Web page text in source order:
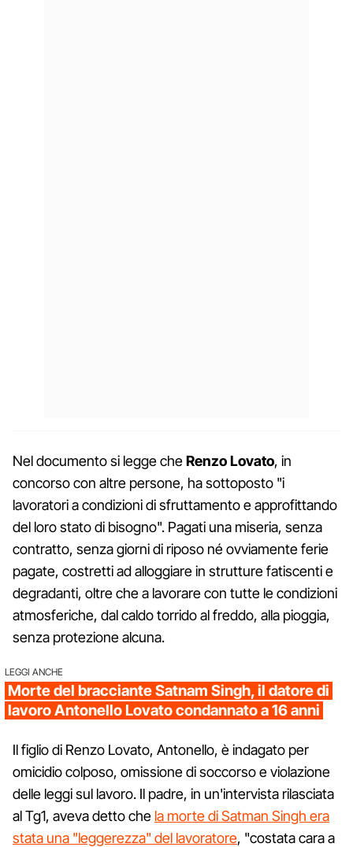
Nel documento si legge cheRenzo Lovato, in
concorso con altre persone, ha sottoposto "i
lavoratori a condizioni di sfruttamento e approfittando
del loro stato di bisogno". Pagati una miseria, senza
contratto, senza giorni di riposo né ovviamente ferie
pagate, costretti ad alloggiare in strutture fatiscenti e
degradanti, oltre che a lavorare con tutte le condizioni
atmosferiche, dal caldo torrido al freddo, alla pioggia,
senza protezione alcuna.
LEGGI ANCHE
Morte del bracciante Satnam Singh, il datore di
lavoro Antonello Lovato condannato a 16 anni
Il figlio di Renzo Lovato, Antonello, è indagato per
omicidio colposo, omissione di soccorso e violazione
delle leggi sul lavoro. Il padre, in un'intervista rilasciata
al Tg1, aveva detto che la morte di Satman Singh era
stata una "leggerezza" del lavoratore, "costata cara a